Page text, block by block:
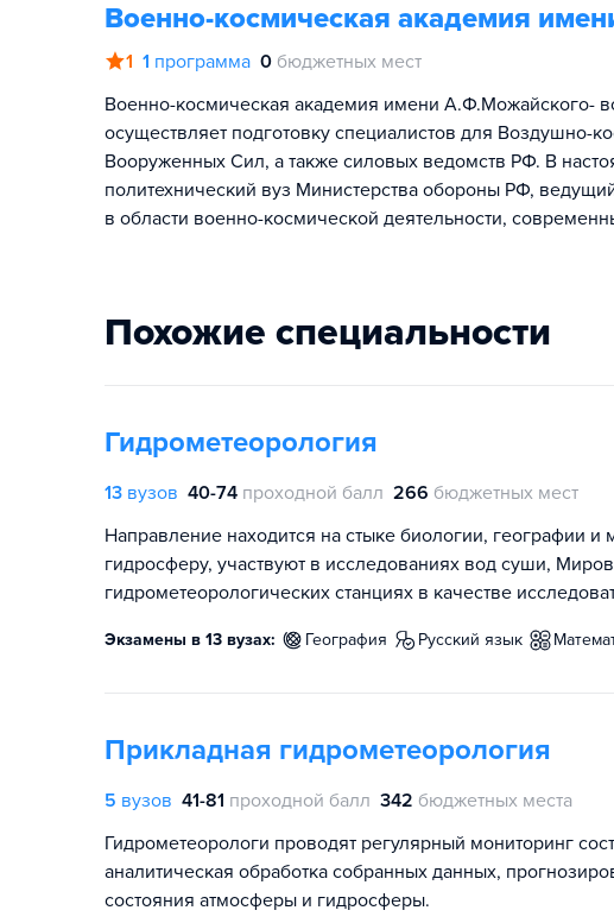
Военно-космическая академия
1 1 программа 0 бюджетных мест
Военно-космическая академия имени А.Ф.Можайского-
осуществляет подготовку специалистов для Воздушно-
Вооруженных Сил, а также силовых ведомств РФ. В
политехнический вуз Министерства обороны РФ,
в области военно-космической деятельности,
Похожие специальности
Гидрометеорология
13 вузов 40-74 проходной балл 266 бюджетных мест
Направление находится на стыке биологии, географии
гидросферу, участвуют в исследованиях вод суши,
гидрометеорологических станциях в качестве
Экзамены в 13 вузах: география русский язык
Прикладная гидрометеорология
5 вузов 41-81 проходной балл 342 бюджетных места
Гидрометеорологи проводят регулярный мониторинг
аналитическая обработка собранных данных,
состояния атмосферы и гидросферы.